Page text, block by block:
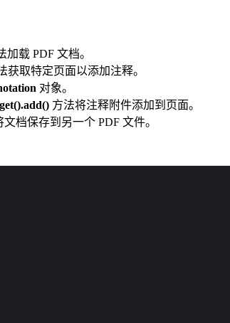
加载 PDF 文档。
获取特定页面以添加注释。
对象。
方法将注释附件添加到页面。
文档保存到另一个 PDF 文件。